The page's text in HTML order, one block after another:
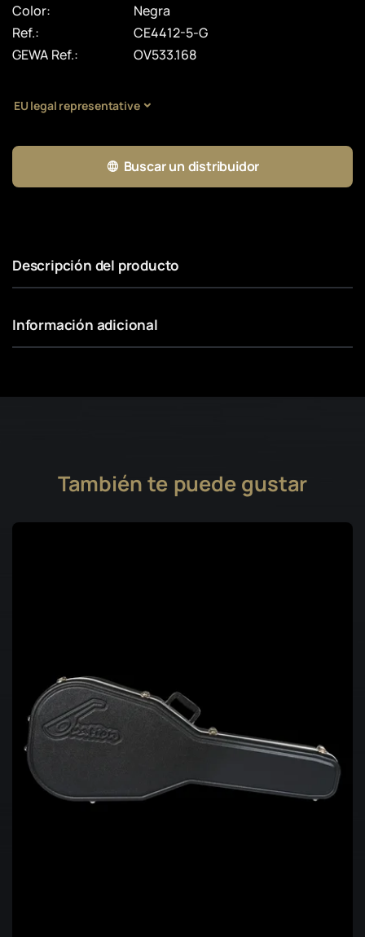
Color:
Negra
Ref.:
CE4412-5-G
GEWA Ref.:
OV533.168
EU legal representative
Buscar un distribuidor
Descripción del producto
Información adicional
También te puede gustar